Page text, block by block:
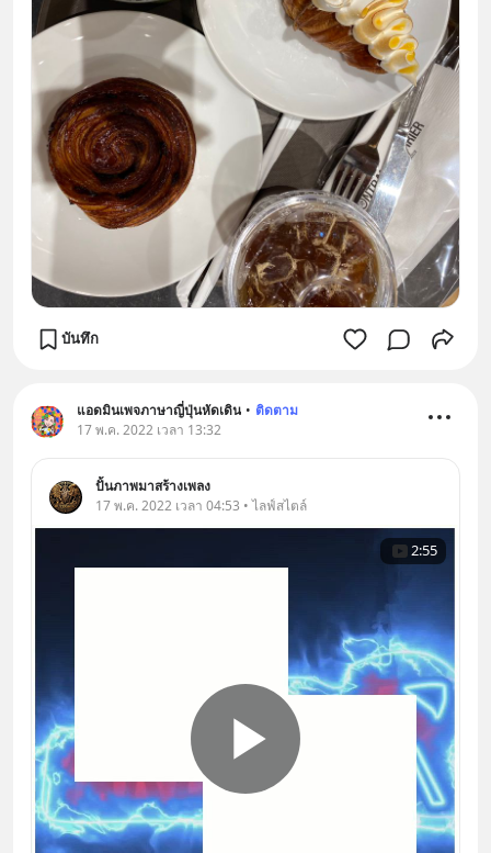
บันทึก
แอดมินเพจภาษาญี่ปุ่นหัดเดิน • ติดตาม
17 พ.ค. 2022 เวลา 13:32
ปั้นภาพมาสร้างเพลง
17 พ.ค. 2022 เวลา 04:53 • ไลฟ์สไตล์
2:55